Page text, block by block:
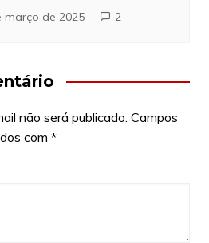
março de 2025 2
não será publicado. Campos
com *